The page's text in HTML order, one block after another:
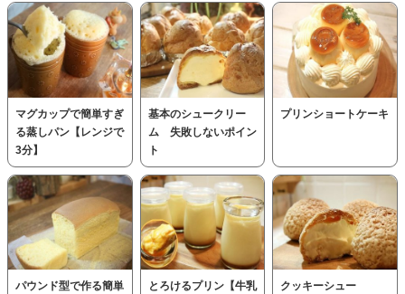
マグカップで簡単すぎ
る蒸しパン【レンジで
3分】
基本のシュークリー
ム 失敗しないポイン
ト
プリンショートケーキ
パウンド型で作る簡単
とろけるプリン【牛乳
クッキーシュー